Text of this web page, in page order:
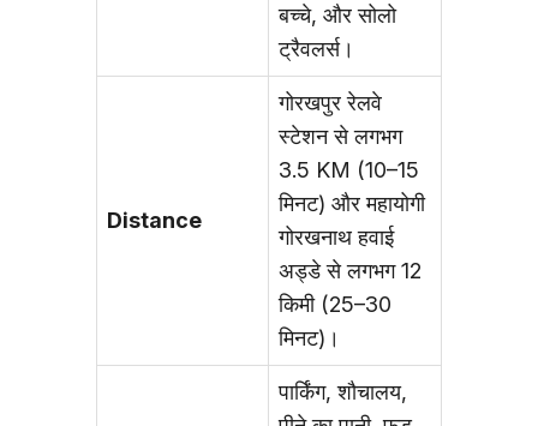
बच्चे, और सोलो
ट्रैवलर्स।
Distance
गोरखपुर रेलवे
स्टेशन से लगभग
3.5 KM (10–15
मिनट) और महायोगी
गोरखनाथ हवाई
अड्डे से लगभग 12
किमी (25–30
मिनट)।
पार्किंग, शौचालय,